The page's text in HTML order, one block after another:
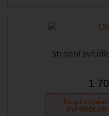
Stropní
1
Koupit s kódem:
VYPRODEJ30